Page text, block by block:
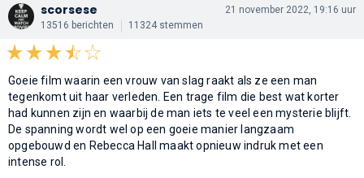
scorsese
13516 berichten 11324 stemmen
21 november 2022, 19:16 uur
Goeie film waarin een vrouw van slag raakt als ze een man
tegenkomt uit haar verleden. Een trage film die best wat korter
had kunnen zijn en waarbij de man iets te veel een mysterie blijft.
De spanning wordt wel op een goeie manier langzaam
opgebouwd en Rebecca Hall maakt opnieuw indruk met een
intense rol.